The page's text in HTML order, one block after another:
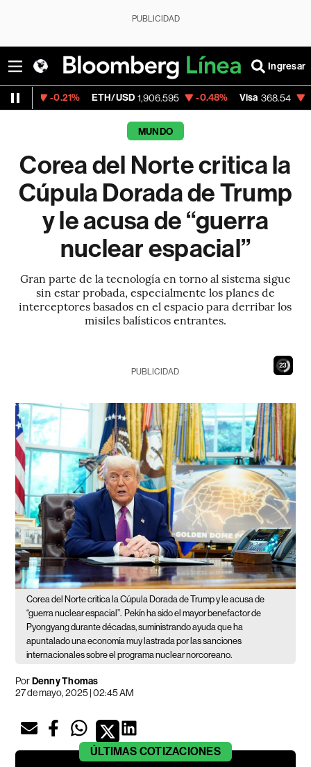
PUBLICIDAD
Ingresar
ETH/USD 1,906.595 -0.48% Visa 368.54 -0.28%
MUNDO
Corea del Norte critica la
Cúpula Dorada de Trump
y le acusa de “guerra
nuclear espacial”
Gran parte de la tecnología en torno al sistema sigue
sin estar probada, especialmente los planes de
interceptores basados en el espacio para derribar los
misiles balísticos entrantes.
22
PUBLICIDAD
Corea del Norte critica la Cúpula Dorada de Trump y le acusa de
“guerra nuclear espacial”. Pekín ha sido el mayor benefactor de
Pyongyang durante décadas, suministrando ayuda que ha
apuntalado una economía muy lastrada por las sanciones
internacionales sobre el programa nuclear norcoreano.
PorDenny Thomas
27 de mayo, 2025 | 02:45 AM
ÚLTIMAS COTIZACIONES